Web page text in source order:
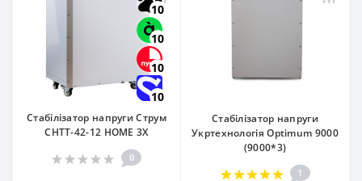
10
10
10
10
Стабілізатор напруги Струм
СНТТ-42-12 HOME 3X
0
Стабілізатор напруги
Укртехнологія Optimum 9000
(9000*3)
1